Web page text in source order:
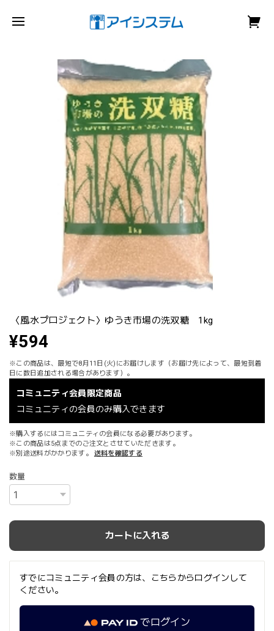
〈風水プロジェクト〉ゆうき市場の洗双糖 1kg
¥594
※この商品は、最短で8月11日(火)にお届けします（お届け先によって、最短到着
日に数日追加される場合があります）。
コミュニティ会員限定商品
コミュニティの会員のみ購入できます
※購入するにはコミュニティの会員になる必要があります。
※この商品は5点までのご注文とさせていただきます。
※別途送料がかかります。
送料を確認する
数量
カートに入れる
すでにコミュニティ会員の方は、こちらからログインして
ください。
でログイン